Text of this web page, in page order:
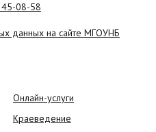
45-08-58
данных на сайте МГОУНБ
Онлайн-услуги
Краеведение